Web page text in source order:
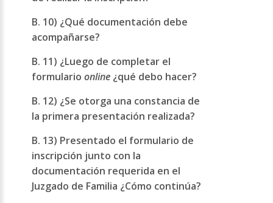
B. 10) ¿Qué documentación debe
acompañarse?
B. 11) ¿Luego de completar el
formularioonline ¿qué debo hacer?
B. 12) ¿Se otorga una constancia de
la primera presentación realizada?
B. 13) Presentado el formulario de
inscripción junto con la
documentación requerida en el
Juzgado de Familia ¿Cómo continúa?